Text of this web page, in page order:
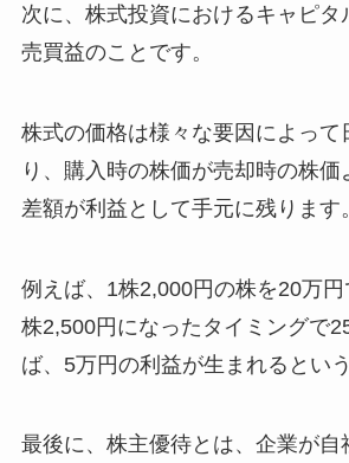
次に、株式投資におけるキャピタ
売買益のことです。
株式の価格は様々な要因によって
り、購入時の株価が売却時の株価
差額が利益として手元に残ります。
例えば、1株2,000円の株を20万
株2,500円になったタイミングで
ば、5万円の利益が生まれるとい
最後に、株主優待とは、企業が自